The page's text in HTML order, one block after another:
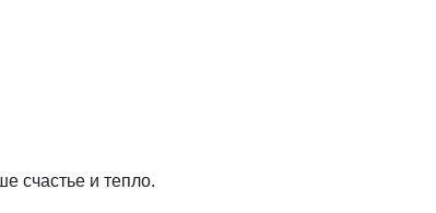
счастье и тепло.